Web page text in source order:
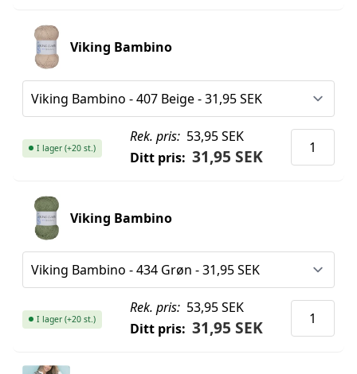
Viking Bambino
Rek. pris: 53,95 SEK
Ditt pris: 31,95 SEK
I lager (+20 st.)
Viking Bambino
Rek. pris: 53,95 SEK
Ditt pris: 31,95 SEK
I lager (+20 st.)